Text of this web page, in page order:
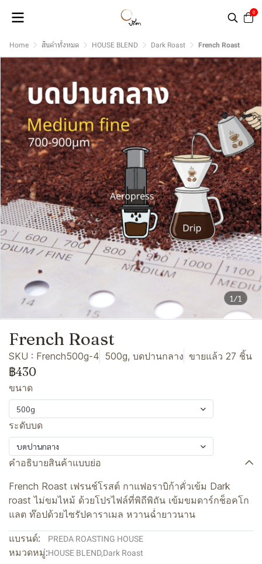
0
Home สินค้าทั้งหมด HOUSE BLEND Dark Roast French Roast
1/1
French Roast
SKU : French500g-4 500g, บดปานกลาง ขายแล้ว 27 ชิ้น
฿430
ขนาด
500g
ระดับบด
บดปานกลาง
คำอธิบายสินค้าแบบย่อ
French Roast เฟรนช์โรสต์ กาแฟอราบิก้าคั่วเข้ม Dark
roast ไม่ขมไหม้ ด้วยโปรไฟล์ที่พิถีพิถัน เข้มขมดาร์กช็อคโก
แลต ท๊อปด้วยไซรัปคาราเมล หวานฉ่ำยาวนาน
แบรนด์: PREDA ROASTING HOUSE
หมวดหมู่:HOUSE BLEND,Dark Roast